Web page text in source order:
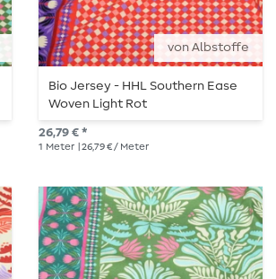
von Albstoffe
Bio Jersey - HHL Southern Ease
Woven Light Rot
26,79 € *
1 Meter | 26,79 € / Meter